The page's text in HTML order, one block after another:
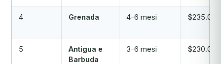
4 Grenada 4-6 mesi $235.000
5
Antigua e
Barbuda
3-6 mesi $230.000